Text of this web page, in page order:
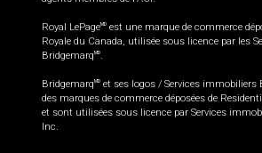
Royal LePageMD est une marque de commerce
Royale du Canada, utilisée sous licence par les
BridgemarqMD
BridgemarqMD et ses logos / Services immobiliers
des marques de commerce déposées de
et sont utilisées sous licence par Services
Inc.